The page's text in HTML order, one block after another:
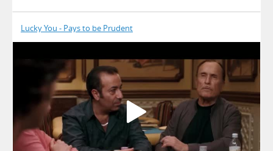
Lucky You - Pays to be Prudent